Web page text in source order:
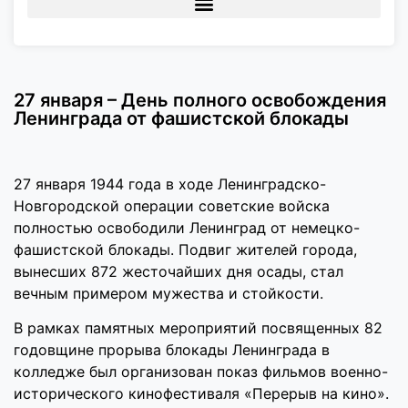
27 января – День полного освобождения
Ленинграда от фашистской блокады
27 января 1944 года в ходе Ленинградско-
Новгородской операции советские войска
полностью освободили Ленинград от немецко-
фашистской блокады. Подвиг жителей города,
вынесших 872 жесточайших дня осады, стал
вечным примером мужества и стойкости.
В рамках памятных мероприятий посвященных 82
годовщине прорыва блокады Ленинграда в
колледже был организован показ фильмов военно-
исторического кинофестиваля «Перерыв на кино».